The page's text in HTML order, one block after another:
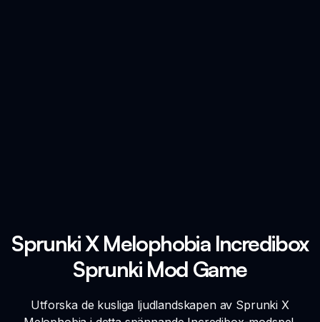
Sprunki X Melophobia Incredibox
Sprunki Mod Game
Utforska de kusliga ljudlandskapen av Sprunki X